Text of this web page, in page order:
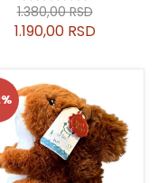
1.380,00 RSD
1.190,00 RSD